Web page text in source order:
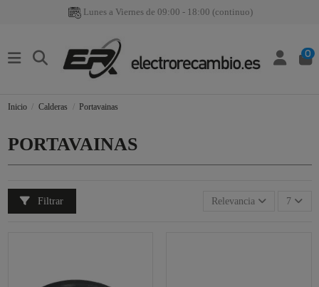
Lunes a Viernes de 09:00 - 18:00 (continuo)
0
Inicio Calderas Portavainas
PORTAVAINAS
Filtrar Relevancia 7